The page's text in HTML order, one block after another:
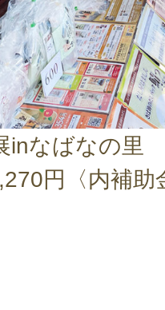
inなばなの里
円〈内補